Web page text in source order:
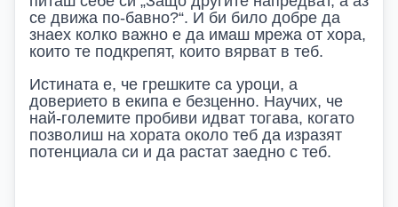
се движа по-бавно?“. И би било добре да
знаех колко важно е да имаш мрежа от хора,
които те подкрепят, които вярват в теб.
Истината е, че грешките са уроци, а
доверието в екипа е безценно. Научих, че
най-големите пробиви идват тогава, когато
позволиш на хората около теб да изразят
потенциала си и да растат заедно с теб.